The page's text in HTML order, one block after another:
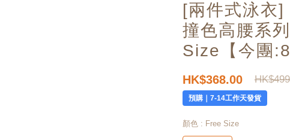
[兩件式泳衣]
撞色高腰系
Size 【今團
HK$368.00
預購｜7-14工作天發貨
顏色 : Free Size